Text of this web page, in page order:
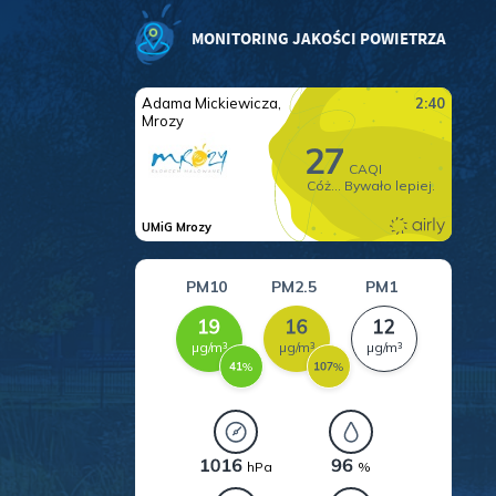
MONITORING JAKOŚCI POWIETRZA